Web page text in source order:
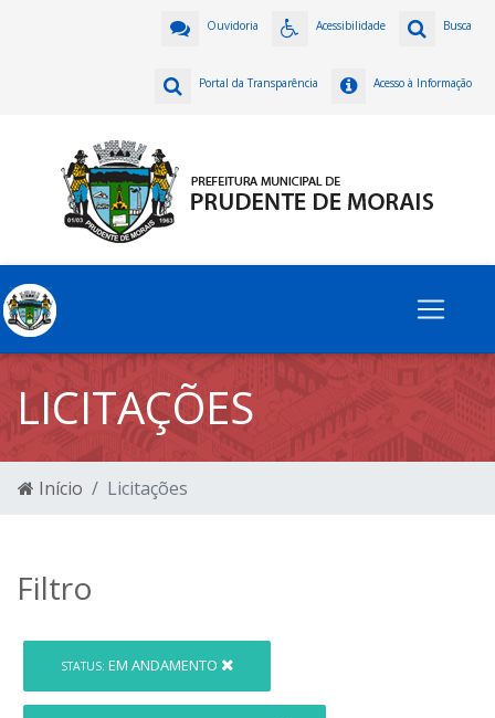
Busca
Acessibilidade
Ouvidoria
Acesso à Informação
Portal da Transparência
LICITAÇÕES
Início Licitações
Filtro
STATUS: EM ANDAMENTO